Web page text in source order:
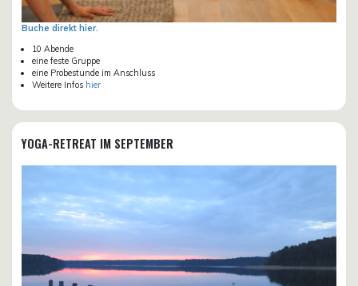
Buche direkt hier.
10 Abende
eine feste Gruppe
eine Probestunde im Anschluss
Weitere Infos hier
YOGA-RETREAT IM SEPTEMBER